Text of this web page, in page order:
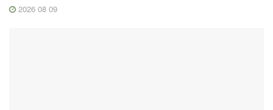
2026 08 09